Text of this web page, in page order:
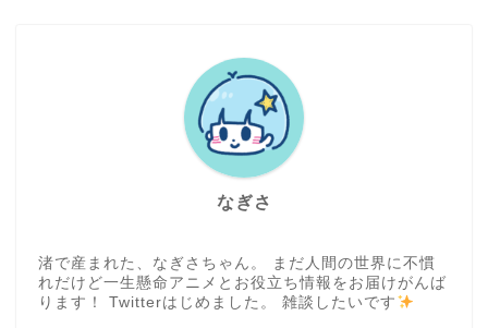
なぎさ
渚で産まれた、なぎさちゃん。 まだ人間の世界に不慣
れだけど一生懸命アニメとお役立ち情報をお届けがんば
ります！ Twitterはじめました。 雑談したいです